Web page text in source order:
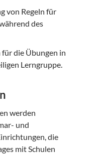
von Regeln für
des
die Übungen in
Lerngruppe.
werden
und
die
mit Schulen